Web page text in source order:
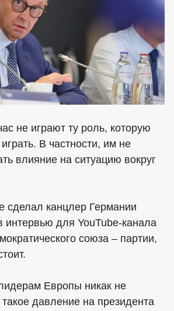
не играют ту роль, которую
В частности, им не
влияние на ситуацию вокруг
сделал канцлер Германии
для YouTube-канала
союза – партии,
Европы никак не
такое давление на президента